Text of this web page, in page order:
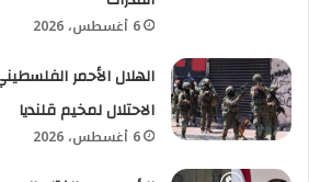
6 أغسطس، 2026
الاحتلال لمخيم قلنديا
6 أغسطس، 2026